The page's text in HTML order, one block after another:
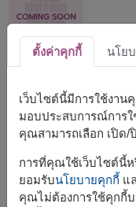
ขนาดโดยประมาณ:
ไม่ระบุ
กำลังเตรียมของขวัญวัน
ตั้งค่าคุกกี้ นโย
เว็บไซต์นี้มีการใช้งาน
มอบประสบการณ์การ
คุณสามารถเลือก เปิด/
การที่คุณใช้เว็บไซต์นี้
ยอมรับนโยบายคุกกี้ แ
คุณไม่ต้องการใช้คุกกี้